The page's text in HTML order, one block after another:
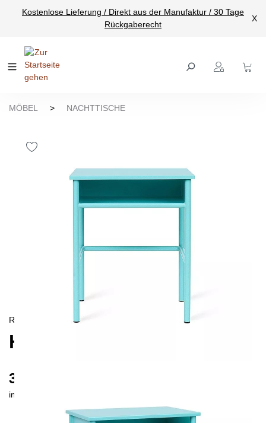
springen
Kostenlose Lieferung / Direkt aus der Manufaktur / 30 Tage
Rückgaberecht
X
MÖBEL > NACHTTISCHE
RETRO
HERI I NACHTTISCH
380 €
inkl. MwSt. inkl. Versandkosten (DE)